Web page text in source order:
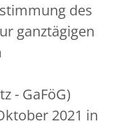
des
ganztägigen
- GaFöG)
2021 in